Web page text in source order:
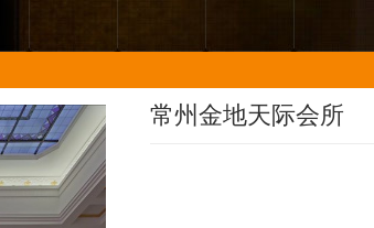
常州金地天际会所